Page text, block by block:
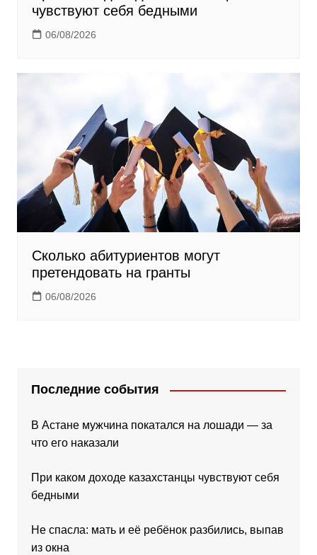
чувствуют себя бедными
06/08/2026
Сколько абитуриентов могут
претендовать на гранты
06/08/2026
Последние события
В Астане мужчина покатался на лошади — за
что его наказали
При каком доходе казахстанцы чувствуют себя
бедными
Не спасла: мать и её ребёнок разбились, выпав
из окна